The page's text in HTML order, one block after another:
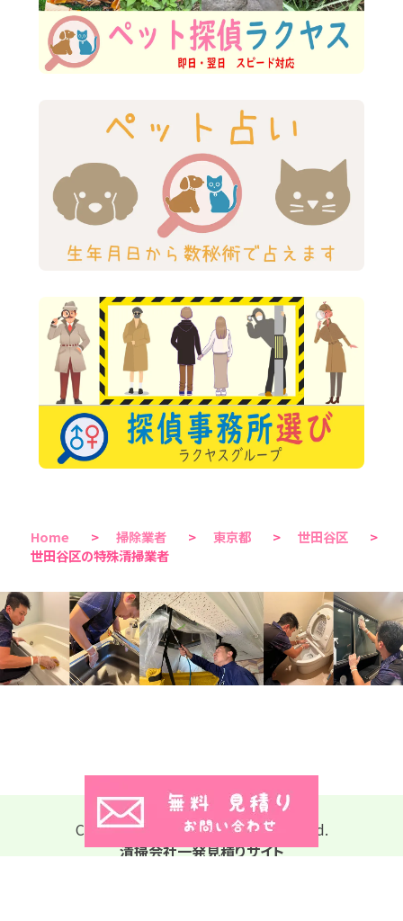
Home > 掃除業者 > 東京都 > 世田谷区
>
世田谷区の特殊清掃業者
Copyright © 2026 All Rights Reserved.
清掃会社一発見積りサイト